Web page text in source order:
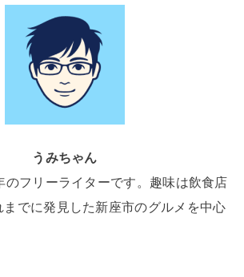
うみちゃん
のフリーライターです。趣味は飲食店
でに発見した新座市のグルメを中心